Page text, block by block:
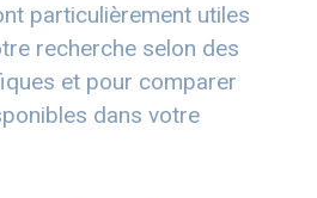
particulièrement utiles
recherche selon des
et pour comparer
dans votre